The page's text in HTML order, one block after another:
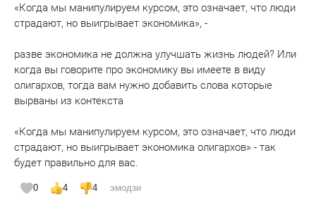
«Когда мы манипулируем курсом, это означает, что люди
страдают, но выигрывает экономика», -
разве экономика не должна улучшать жизнь людей? Или
когда вы говорите про экономику вы имеете в виду
олигархов, тогда вам нужно добавить слова которые
вырваны из контекста
«Когда мы манипулируем курсом, это означает, что люди
страдают, но выигрывает экономика олигархов» - так
будет правильно для вас.
0 4 4 эмодзи